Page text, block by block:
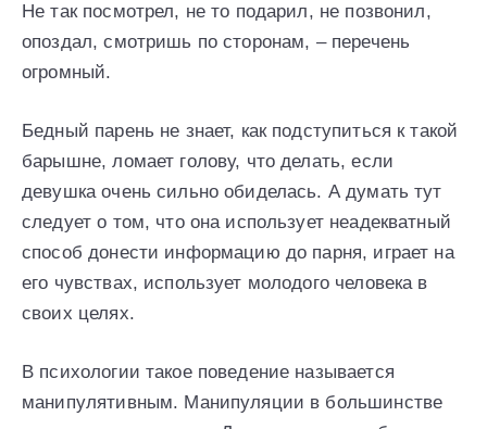
Не так посмотрел, не то подарил, не позвонил,
опоздал, смотришь по сторонам, – перечень
огромный.
Бедный парень не знает, как подступиться к такой
барышне, ломает голову, что делать, если
девушка очень сильно обиделась. А думать тут
следует о том, что она использует неадекватный
способ донести информацию до парня, играет на
его чувствах, использует молодого человека в
своих целях.
В психологии такое поведение называется
манипулятивным. Манипуляции в большинстве